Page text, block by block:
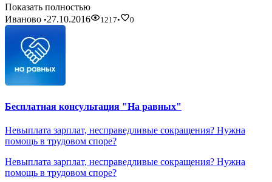
Показать полностью
Иваново •27.10.2016 1217• 0
Бесплатная консультация "На равных"
Невыплата зарплат, несправедливые сокращения? Нужна
помощь в трудовом споре?
Невыплата зарплат, несправедливые сокращения? Нужна
помощь в трудовом споре?